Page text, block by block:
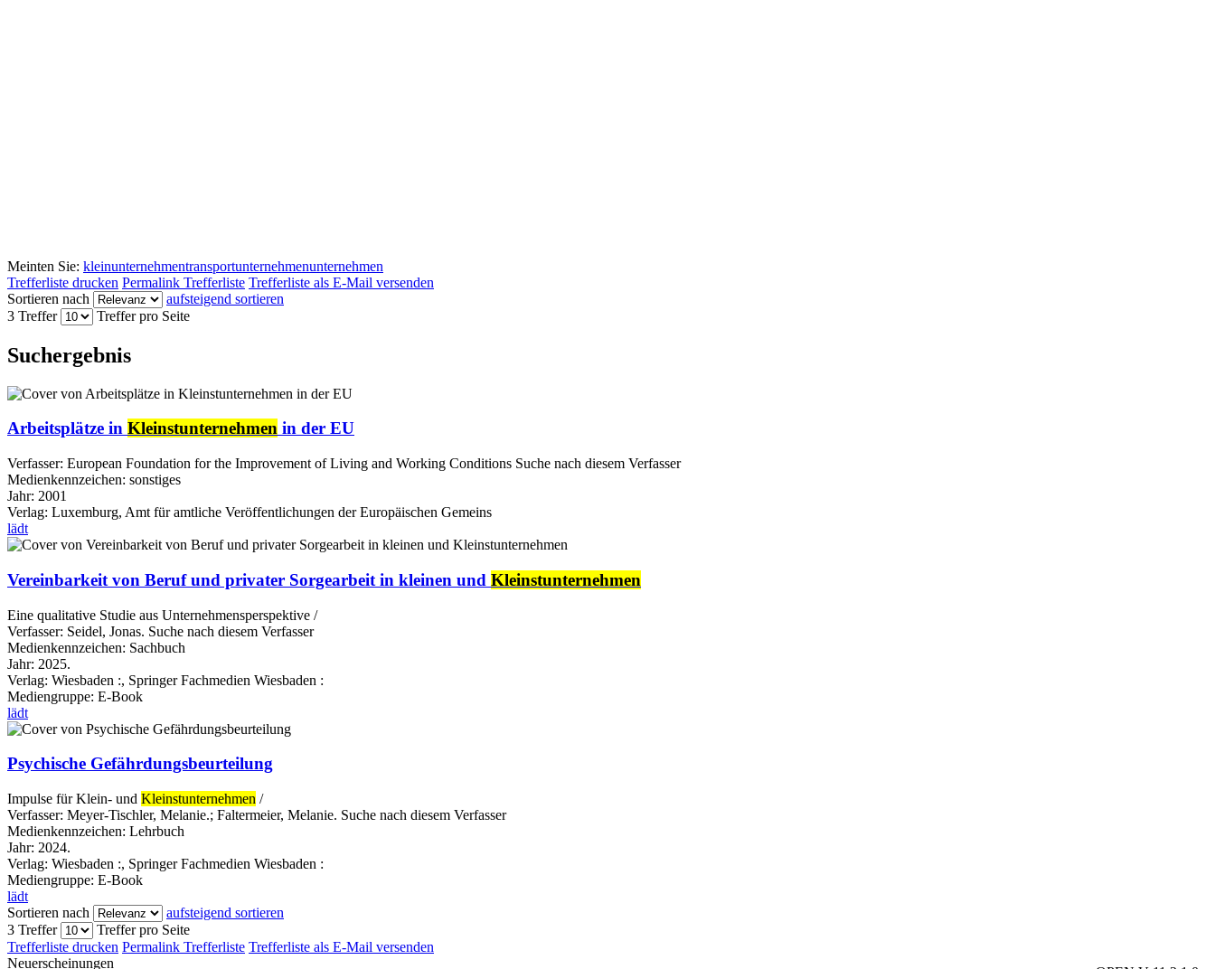
Meinten Sie: kleinunternehmentransportunternehmenunternehmen
Trefferliste drucken Permalink Trefferliste Trefferliste als E-Mail versenden
Sortieren nach
aufsteigend sortieren
3 Treffer
Treffer pro Seite
Suchergebnis
Arbeitsplätze in Kleinstunternehmen in der EU
Verfasser: European Foundation for the Improvement of Living and Working Conditions Suche nach diesem Verfasser
Medienkennzeichen: sonstiges
Jahr: 2001
Verlag: Luxemburg, Amt für amtliche Veröffentlichungen der Europäischen Gemeins
lädt
Vereinbarkeit von Beruf und privater Sorgearbeit in kleinen und Kleinstunternehmen
Eine qualitative Studie aus Unternehmensperspektive /
Verfasser: Seidel, Jonas. Suche nach diesem Verfasser
Medienkennzeichen: Sachbuch
Jahr: 2025.
Verlag: Wiesbaden :, Springer Fachmedien Wiesbaden :
Mediengruppe: E-Book
lädt
Psychische Gefährdungsbeurteilung
Impulse für Klein- und Kleinstunternehmen /
Verfasser: Meyer-Tischler, Melanie.; Faltermeier, Melanie. Suche nach diesem Verfasser
Medienkennzeichen: Lehrbuch
Jahr: 2024.
Verlag: Wiesbaden :, Springer Fachmedien Wiesbaden :
Mediengruppe: E-Book
lädt
Sortieren nach
aufsteigend sortieren
3 Treffer
Treffer pro Seite
Trefferliste drucken Permalink Trefferliste Trefferliste als E-Mail versenden
Neuerscheinungen